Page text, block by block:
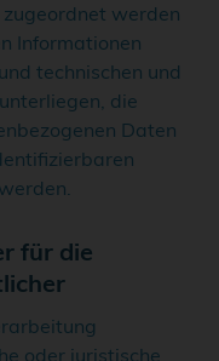
werden
Informationen
technischen und
die
Daten
für die
oder juristische